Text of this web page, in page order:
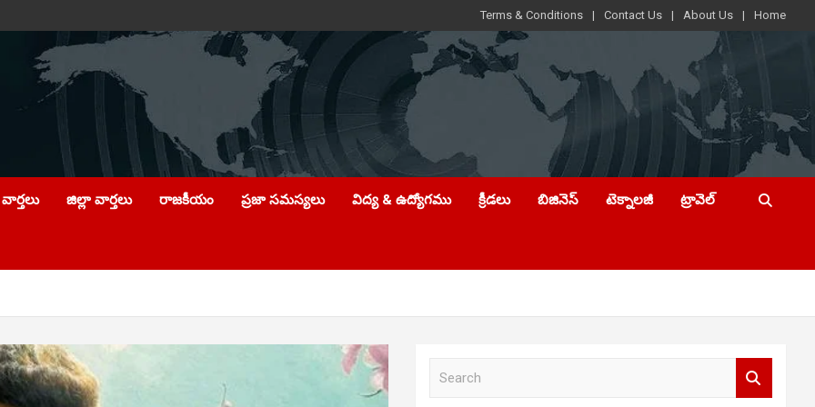
Terms & Conditions Contact Us About Us Home
జిల్లా వార్తలు రాజకీయం ప్రజా సమస్యలు విద్య & ఉద్యోగము క్రీడలు బిజినెస్ టెక్నాలజీ ట్రావెల్